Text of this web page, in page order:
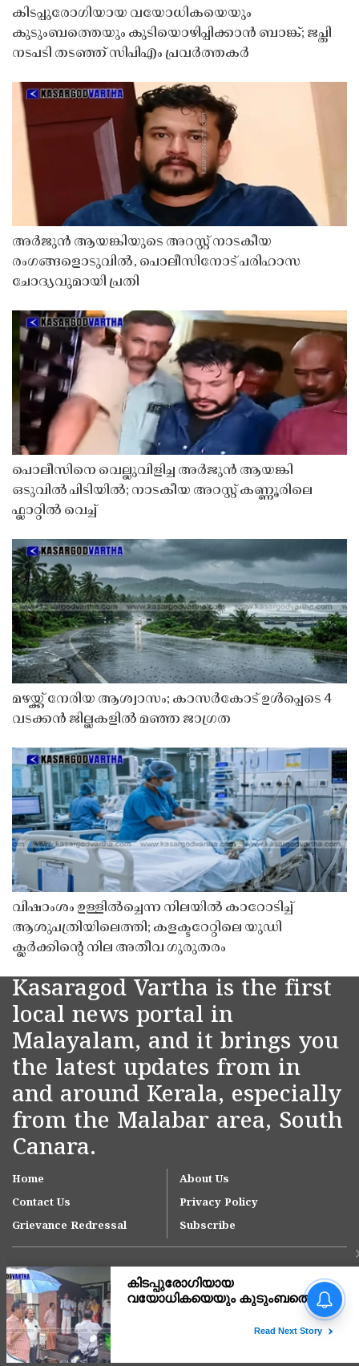
കിടപ്പുരോഗിയായ വയോധികയെയും
കുടുംബത്തെയും കുടിയൊഴിപ്പിക്കാൻ ബാങ്ക്; ജപ്തി
നടപടി തടഞ്ഞ് സിപിഎം പ്രവർത്തകർ
അർജുൻ ആയങ്കിയുടെ അറസ്റ്റ് നാടകീയ
രംഗങ്ങളൊടുവിൽ, പൊലീസിനോട് പരിഹാസ
ചോദ്യവുമായി പ്രതി
പൊലീസിനെ വെല്ലുവിളിച്ച അർജുൻ ആയങ്കി
ഒടുവിൽ പിടിയിൽ; നാടകീയ അറസ്റ്റ് കണ്ണൂരിലെ
ഫ്ലാറ്റിൽ വെച്ച്
മഴയ്ക്ക് നേരിയ ആശ്വാസം; കാസർകോട് ഉൾപ്പെടെ 4
വടക്കൻ ജില്ലകളിൽ മഞ്ഞ ജാഗ്രത
വിഷാംശം ഉള്ളിൽച്ചെന്ന നിലയിൽ കാറോടിച്ച്
ആശുപത്രിയിലെത്തി; കളക്ടറേറ്റിലെ യുഡി
ക്ലർക്കിൻ്റെ നില അതീവ ഗുരുതരം
Kasaragod Vartha is the first
local news portal in
Malayalam, and it brings you
the latest updates from in
and around Kerala, especially
from the Malabar area, South
Canara.
Home
About Us
Contact Us
Privacy Policy
Grievance Redressal
Subscribe
Copyright © 2007-